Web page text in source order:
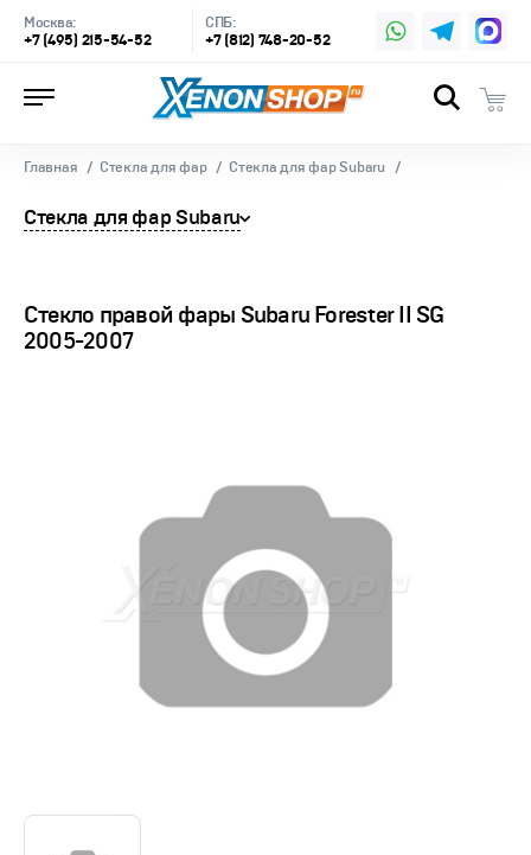
Москва:
+7 (495) 215-54-52
СПБ:
+7 (812) 748-20-52
Главная Стекла для фар Стекла для фар Subaru
Стекла для фар Subaru
Стекло правой фары Subaru Forester II SG
2005-2007